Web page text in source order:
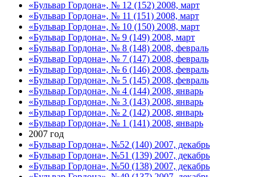
«Бульвар Гордона», № 12 (152) 2008, март
«Бульвар Гордона», № 11 (151) 2008, март
«Бульвар Гордона», № 10 (150) 2008, март
«Бульвар Гордона», № 9 (149) 2008, март
«Бульвар Гордона», № 8 (148) 2008, февраль
«Бульвар Гордона», № 7 (147) 2008, февраль
«Бульвар Гордона», № 6 (146) 2008, февраль
«Бульвар Гордона», № 5 (145) 2008, февраль
«Бульвар Гордона», № 4 (144) 2008, январь
«Бульвар Гордона», № 3 (143) 2008, январь
«Бульвар Гордона», № 2 (142) 2008, январь
«Бульвар Гордона», № 1 (141) 2008, январь
2007 год
«Бульвар Гордона», №52 (140) 2007, декабрь
«Бульвар Гордона», №51 (139) 2007, декабрь
«Бульвар Гордона», №50 (138) 2007, декабрь